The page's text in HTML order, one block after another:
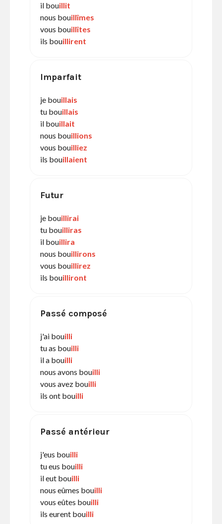
il bouillit
nous bouillîmes
vous bouillîtes
ils bouillirent
Imparfait
je bouillais
tu bouillais
il bouillait
nous bouillions
vous bouilliez
ils bouillaient
Futur
je bouillirai
tu bouilliras
il bouillira
nous bouillirons
vous bouillirez
ils bouilliront
Passé composé
j'ai bouilli
tu as bouilli
il a bouilli
nous avons bouilli
vous avez bouilli
ils ont bouilli
Passé antérieur
j'eus bouilli
tu eus bouilli
il eut bouilli
nous eûmes bouilli
vous eûtes bouilli
ils eurent bouilli